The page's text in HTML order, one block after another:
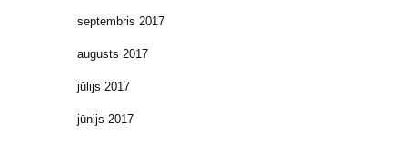
septembris 2017
augusts 2017
jūlijs 2017
jūnijs 2017